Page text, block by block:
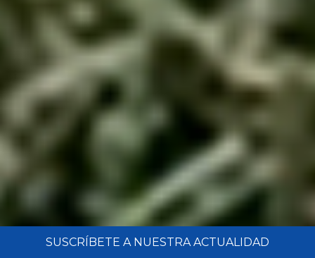
SUSCRÍBETE A NUESTRA ACTUALIDAD